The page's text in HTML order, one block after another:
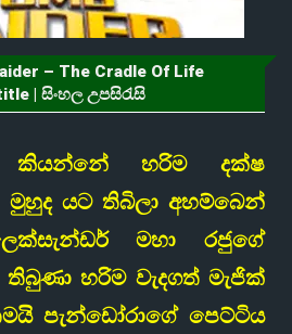
– The Cradle Of Life
| සිංහල උපසිරැසි
කියන්නේ හරිම දක්ෂ
මුහුද යට තිබිලා අහම්බෙන්
මහා රජුගේ
හරිම වැදගත් මැජික්
පැන්ඩෝරාගේ පෙට්ටිය